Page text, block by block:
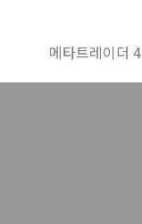
메타트레이더 4